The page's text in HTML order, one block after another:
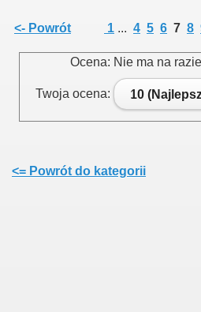
<- Powrót 1 ... 4 5 6 7 8
Ocena: Nie ma na
Twoja ocena: 10
<= Powrót do kategorii